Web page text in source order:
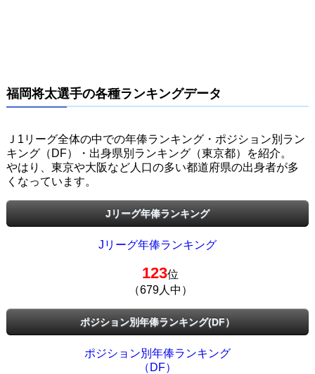
福岡将太選手の各種ランキングデータ
Ｊ1リーグ全体の中での年俸ランキング・ポジション別ラン
キング（DF）・出身県別ランキング（東京都）を紹介。
やはり、東京や大阪など人口の多い都道府県の出身者が多
くなっています。
Jリーグ年俸ランキング
Jリーグ年俸ランキング
123位
（679人中）
ポジション別年俸ランキング(DF）
ポジション別年俸ランキング
（DF）